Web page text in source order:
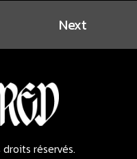
Next
réservés.